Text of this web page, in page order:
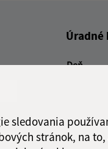
sledovania
stránok, na
Úradné
Deň
Štvrtok:
Piatok: